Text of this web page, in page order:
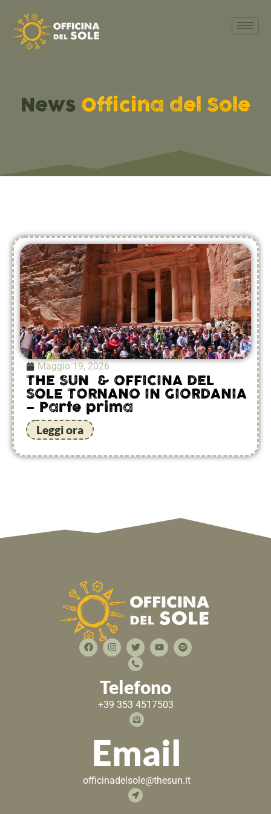
News Officina del Sole
Maggio 19, 2026
THE SUN & OFFICINA DEL
SOLE TORNANO IN GIORDANIA
– Parte prima
Leggi ora
Telefono
+39 353 4517503
Email
officinadelsole@thesun.it